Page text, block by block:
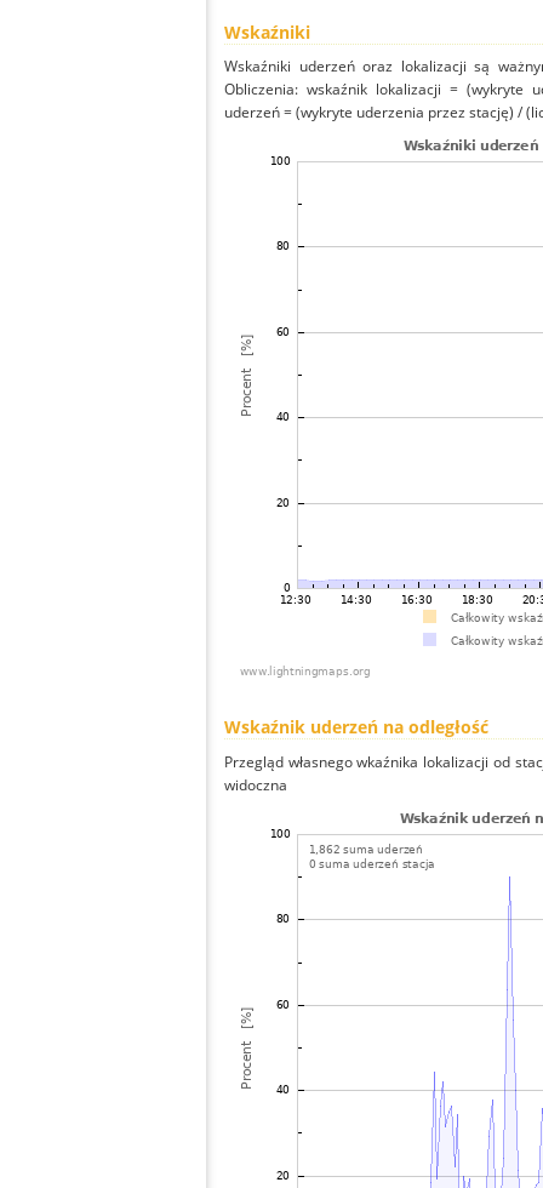
Wskaźniki
Wskaźniki uderzeń oraz lokalizacji są
Obliczenia: wskaźnik lokalizacji = (wykryte
uderzeń = (wykryte uderzenia przez stację) /
Wskaźnik uderzeń na odległość
Przegląd własnego wkaźnika lokalizacji od
widoczna